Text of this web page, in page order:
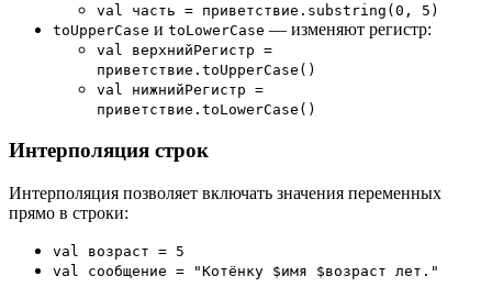
val часть = приветствие.substring(0, 5)
toUpperCase и toLowerCase — изменяют регистр:
val верхнийРегистр =
приветствие.toUpperCase()
val нижнийРегистр =
приветствие.toLowerCase()
Интерполяция строк
Интерполяция позволяет включать значения переменных
прямо в строки:
val возраст = 5
val сообщение = "Котёнку $имя $возраст лет."